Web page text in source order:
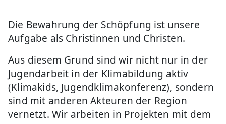
Die Bewahrung der Schöpfung ist unsere
Aufgabe als Christinnen und Christen.
Aus diesem Grund sind wir nicht nur in der
Jugendarbeit in der Klimabildung aktiv
(Klimakids, Jugendklimakonferenz), sondern
sind mit anderen Akteuren der Region
vernetzt. Wir arbeiten in Projekten mit dem